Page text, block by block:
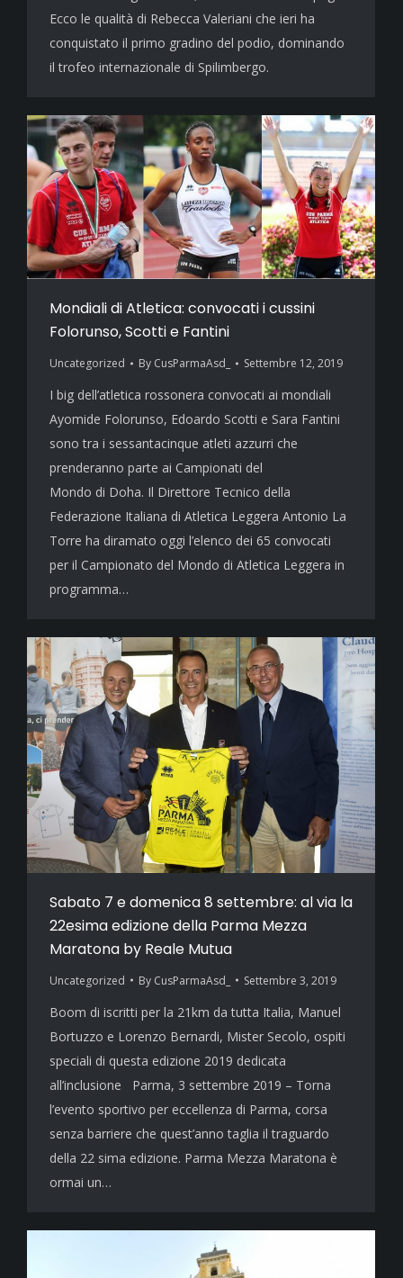
Ecco le qualità di Rebecca Valeriani che ieri ha
conquistato il primo gradino del podio, dominando
il trofeo internazionale di Spilimbergo.
Mondiali di Atletica: convocati i cussini
Folorunso, Scotti e Fantini
Uncategorized By CusParmaAsd_ Settembre 12, 2019
I big dell’atletica rossonera convocati ai mondiali
Ayomide Folorunso, Edoardo Scotti e Sara Fantini
sono tra i sessantacinque atleti azzurri che
prenderanno parte ai Campionati del
Mondo di Doha. Il Direttore Tecnico della
Federazione Italiana di Atletica Leggera Antonio La
Torre ha diramato oggi l’elenco dei 65 convocati
per il Campionato del Mondo di Atletica Leggera in
programma…
Sabato 7 e domenica 8 settembre: al via la
22esima edizione della Parma Mezza
Maratona by Reale Mutua
Uncategorized By CusParmaAsd_ Settembre 3, 2019
Boom di iscritti per la 21km da tutta Italia, Manuel
Bortuzzo e Lorenzo Bernardi, Mister Secolo, ospiti
speciali di questa edizione 2019 dedicata
all’inclusione Parma, 3 settembre 2019 – Torna
l’evento sportivo per eccellenza di Parma, corsa
senza barriere che quest’anno taglia il traguardo
della 22 sima edizione. Parma Mezza Maratona è
ormai un…